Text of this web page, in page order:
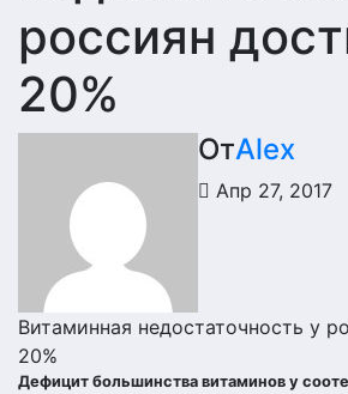
россиян
20%
ОтAlex
Апр 27, 2017
Витаминная недостаточность у
20%
Дефицит большинства витаминов у